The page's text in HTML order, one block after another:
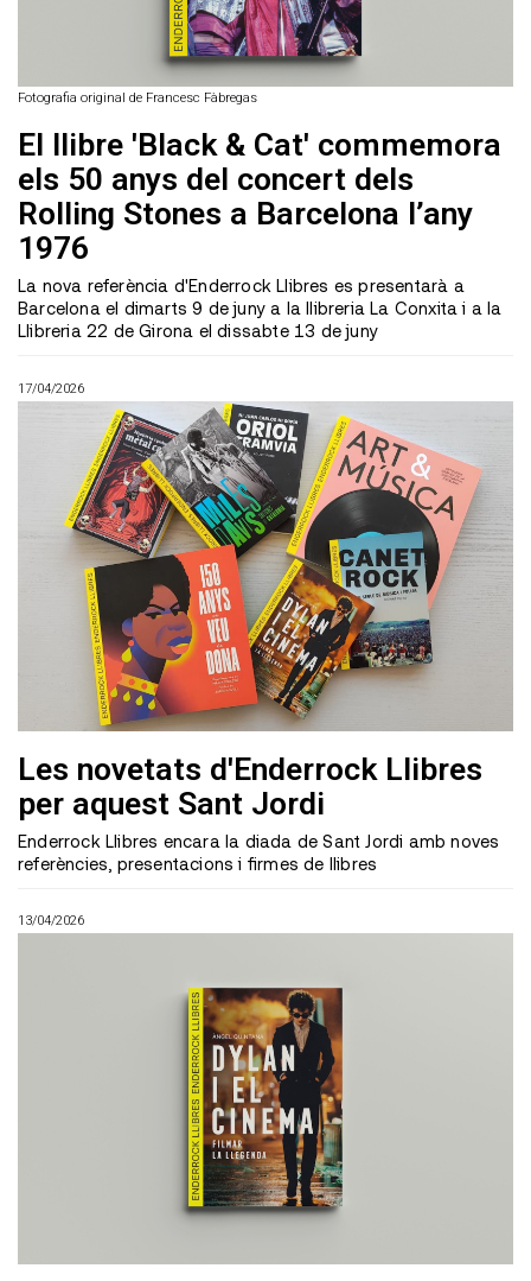
Fotografia original de Francesc Fàbregas
El llibre 'Black & Cat' commemora
els 50 anys del concert dels
Rolling Stones a Barcelona l’any
1976
La nova referència d'Enderrock Llibres es presentarà a
Barcelona el dimarts 9 de juny a la llibreria La Conxita i a la
Llibreria 22 de Girona el dissabte 13 de juny
17/04/2026
Les novetats d'Enderrock Llibres
per aquest Sant Jordi
Enderrock Llibres encara la diada de Sant Jordi amb noves
referències, presentacions i firmes de llibres
13/04/2026